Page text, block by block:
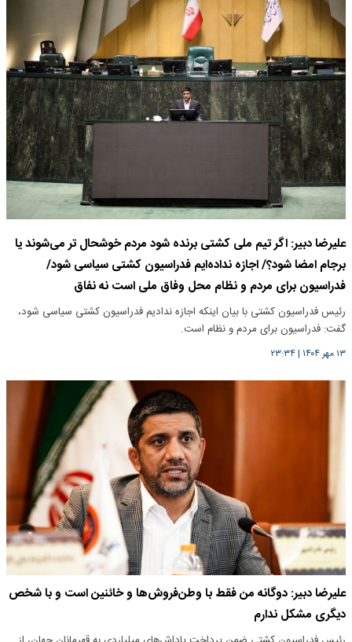
علیرضا دبیر: اگر تیم ملی کشتی برنده شود مردم خوشحال تر می‌شوند یا
برجام امضا شود؟/ اجازه نداده‌ایم فدراسیون کشتی سیاسی شود/
فدراسیون برای مردم و نظام محل وفاق ملی است نه نفاق
رئیس فدراسیون کشتی با بیان اینکه اجازه ندادیم فدراسیون کشتی سیاسی شود،
گفت: فدراسیون برای مردم و نظام است.
۱۳ مهر ۱۴۰۴ |۲۳:۳۴
علیرضا دبیر: دوگانه من فقط با وطن‌فروش‌ها و خائنین است و با شخص
دیگری مشکل ندارم